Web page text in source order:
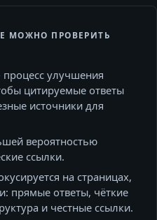
МОЖНО ПРОВЕРИТЬ
улучшения
цитируемые ответы
источники для
вероятностью
ссылки.
на страницах,
прямые ответы, чёткие
и честные ссылки.